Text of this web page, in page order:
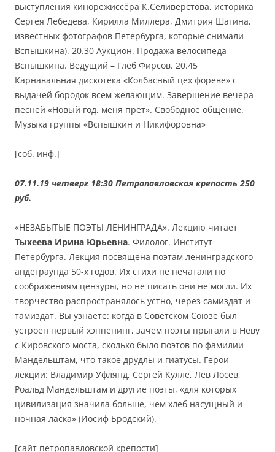
выступления кинорежиссёра К.Селиверстова, историка
Сергея Лебедева, Кирилла Миллера, Дмитрия Шагина,
известных фотографов Петербурга, которые снимали
Вспышкина). 20.30 Аукцион. Продажа велосипеда
Вспышкина. Ведущий – Глеб Фирсов. 20.45
Карнавальная дискотека «Колбасный цех фореве» с
выдачей бородок всем желающим. Завершение вечера
песней «Новый год, меня прет». Свободное общение.
Музыка группы «Вспышкин и Никифоровна»
[соб. инф.]
07.11.19 четверг 18:30 Петропавловская крепость 250
руб.
«НЕЗАБЫТЫЕ ПОЭТЫ ЛЕНИНГРАДА». Лекцию читает
Тыхеева Ирина Юрьевна. Филолог. Институт
Петербурга. Лекция посвящена поэтам ленинградского
андеграунда 50-х годов. Их стихи не печатали по
соображениям цензуры, но не писать они не могли. Их
творчество распространялось устно, через самиздат и
тамиздат. Вы узнаете: когда в Советском Союзе был
устроен первый хэппенинг, зачем поэты прыгали в Неву
с Кировского моста, сколько было поэтов по фамилии
Мандельштам, что такое друдлы и гиатусы. Герои
лекции: Владимир Уфлянд, Сергей Кулле, Лев Лосев,
Роальд Мандельштам и другие поэты, «для которых
цивилизация значила больше, чем хлеб насущный и
ночная ласка» (Иосиф Бродский).
[сайт петропавловской крепости]